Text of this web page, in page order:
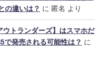
の違いは？ に 匿名 より
ウトランダーズ】はスマホだ
で発売される可能性は？ に